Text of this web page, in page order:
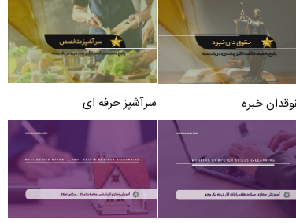
خبره سرآشپز حرفه ای